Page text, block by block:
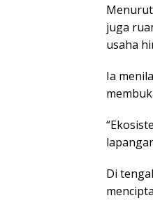
juga
usaha
Ia
Di